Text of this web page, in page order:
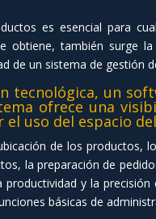
es esencial para
obtiene, también surge
de un sistema de gestión
tecnológica, un
ofrece una
uso del espacio
de los productos,
la preparación de
y la
básicas de